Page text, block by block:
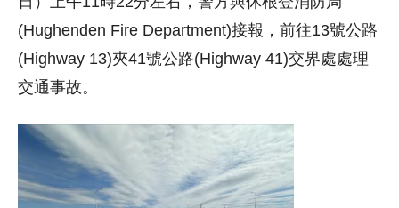
(Hughenden Fire Department)接報，前往13號公路
(Highway 13)夾41號公路(Highway 41)交界處處理
交通事故。